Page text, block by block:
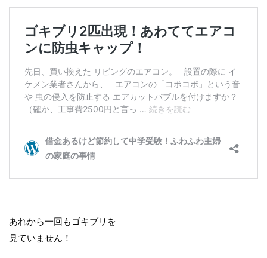
あれから一回もゴキブリを
見ていません！